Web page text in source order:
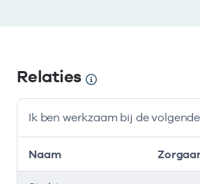
Relaties
Ik ben werkzaam bij de
Naam